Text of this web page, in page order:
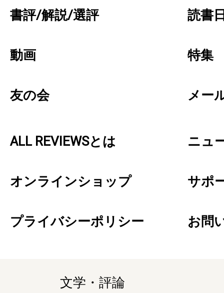
書評/解説/選評 読書
動画 特集
友の会 メー
ALL REVIEWSとは ニュ
オンラインショップ サポ
プライバシーポリシー お問
文学・評論